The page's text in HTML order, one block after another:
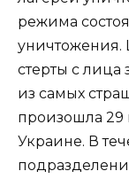
режима
уничтожения.
стерты с лица
из самых
произошла 29
Украине. В